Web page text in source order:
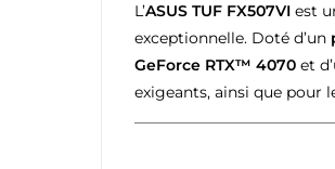
L’ASUS TUF FX507VI est
exceptionnelle. Doté d’un
GeForce RTX™ 4070 et
exigeants, ainsi que pour